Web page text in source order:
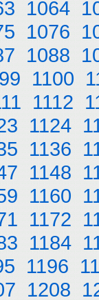
1064
1076
1088
1100
1112
1124
1136
1148
1160
1172
1184
1196
1208